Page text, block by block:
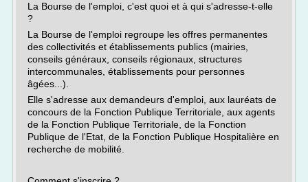
La Bourse de l'emploi, c'est quoi et à qui s'adresse-t-elle
?
La Bourse de l'emploi regroupe les offres permanentes
des collectivités et établissements publics (mairies,
conseils généraux, conseils régionaux, structures
intercommunales, établissements pour personnes
âgées...).
Elle s'adresse aux demandeurs d'emploi, aux lauréats de
concours de la Fonction Publique Territoriale, aux agents
de la Fonction Publique Territoriale, de la Fonction
Publique de l'Etat, de la Fonction Publique Hospitalière en
recherche de mobilité.